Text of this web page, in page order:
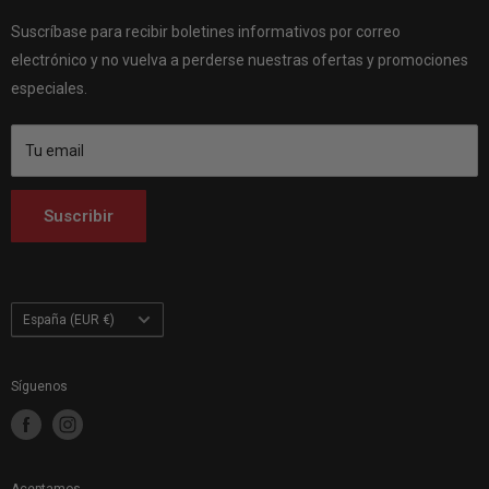
Vagnsvägen 4, 311 32 Falkenberg, Suecia.
Suscríbase para recibir boletines informativos por correo
electrónico y no vuelva a perderse nuestras ofertas y promociones
especiales.
Tu email
Suscribir
Customhoj Blog
Customhoj Dinamarca
Customhoj Alemania
Customhoj España
Customhoj Italia
Customhoj Países Bajos
Customhoj Finlandia
Customhoj Polonia
País/región
España (EUR €)
Síguenos